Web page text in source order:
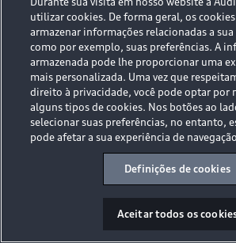
Tecnologias Audi
Audi Collection
Políticas de Privacidade
Código de
Aviso Legal
Proteção de Dados - LGPD
Sala de Imprensa
Desacelere. Seu bem maior é a
utilizar cookies. De forma geral, os
armazenar informações relacionadas a sua
como por exemplo, suas preferências. A
armazenada pode lhe proporcionar uma
mais personalizada. Uma vez que
direito à privacidade, você pode optar por
alguns tipos de cookies. Nos botões ao
selecionar suas preferências, no entanto,
pode afetar a sua experiência de
Definições de cookies
Aceitar todos os